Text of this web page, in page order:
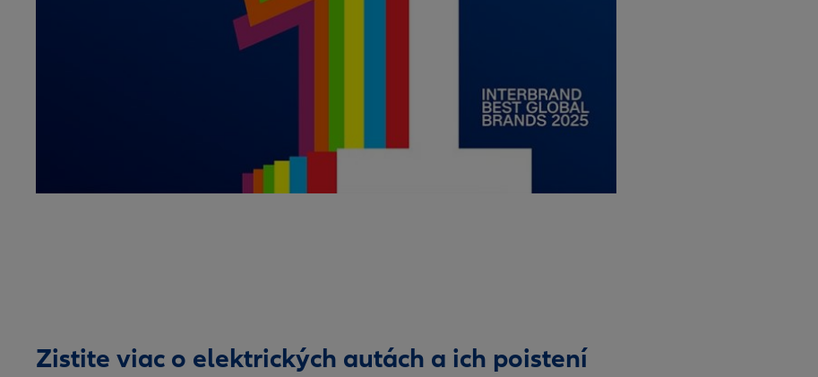
Zistite viac o elektrických autách a ich poistení